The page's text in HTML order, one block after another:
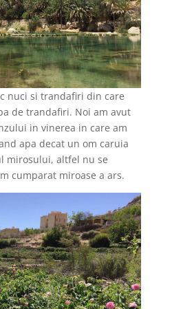
nuci si trandafiri din care
de trandafiri. Noi am avut
in vinerea in care am
apa decat un om caruia
mirosului, altfel nu se
cumparat miroase a ars.